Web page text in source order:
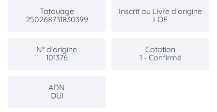
Tatouage
250268731830399
Inscrit au Livre d'origine
LOF
N° d'origine
101376
Cotation
1 - Confirmé
ADN
OUI